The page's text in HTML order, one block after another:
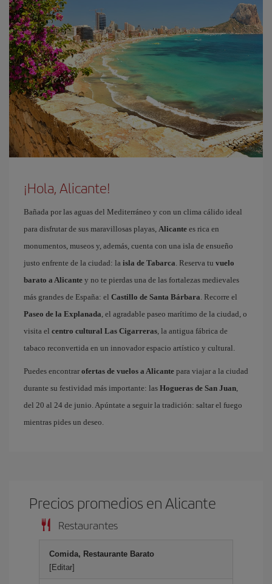
¡Hola, Alicante!
Bañada por las aguas del Mediterráneo y con un clima cálido ideal
para disfrutar de sus maravillosas playas, Alicante es rica en
monumentos, museos y, además, cuenta con una isla de ensueño
justo enfrente de la ciudad: la isla de Tabarca. Reserva tu vuelo
barato a Alicante y no te pierdas una de las fortalezas medievales
más grandes de España: el Castillo de Santa Bárbara. Recorre el
Paseo de la Explanada, el agradable paseo marítimo de la ciudad, o
visita el centro cultural Las Cigarreras, la antigua fábrica de
tabaco reconvertida en un innovador espacio artístico y cultural.
Puedes encontrar ofertas de vuelos a Alicante para viajar a la ciudad
durante su festividad más importante: las Hogueras de San Juan,
del 20 al 24 de junio. Apúntate a seguir la tradición: saltar el fuego
mientras pides un deseo.
Precios promedios en Alicante
Restaurantes
Comida, Restaurante Barato
[Editar]